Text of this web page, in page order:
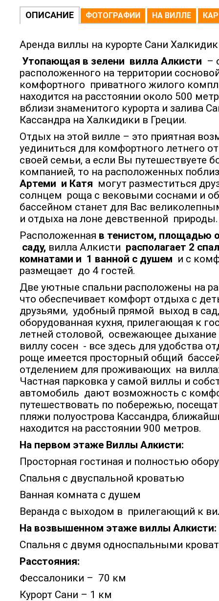
ОПИСАНИЕ ФОТОГРАФИИ НА ВИЛЛЕ
Аренда виллы на курорте Сани
Утопающая в зелени вилла Алкисти –
расположенного на территории
комфортного приватного жилого
находится на расстоянии около 500
вблизи знаменитого курорта и залива
Кассандра на Халкидики в Греции.
Отдых на этой вилле – это приятная
уединиться для комфортного летнего
своей семьи, а если Вы путешествуете
компанией, то на расположенных
Артеми и Катя могут разместиться
солнцем роща с вековыми соснами и
бассейном станет для Вас
и отдыха на лоне девственной
Расположенная в тенистом, площадью
саду, вилла Алкисти располагает 2
комнатами и 1 ванной с душем и с
размещает до 4 гостей.
Две уютные спальни расположены на
что обеспечивает комфорт отдыха с
друзьями, удобный прямой выход в
оборудованная кухня, прилегающая к
летней столовой, освежающее
виллу сосен - все здесь для удобства
роще имеется просторный общий
отделением для проживающих на
Частная парковка у самой виллы и
автомобиль дают возможность с
путешествовать по побережью,
пляжи полуострова Кассандра,
находится на расстоянии 900 метров.
На первом этаже Виллы Алкисти:
Просторная гостиная и полностью
Спальня с двуспальной кроватью
Ванная комната с душем
Веранда с выходом в прилегающий к
На возвышенном этаже виллы Алкисти:
Спальня с двумя односпальными
Расстояния:
Фессалоники – 70 км
Курорт Сани – 1 км